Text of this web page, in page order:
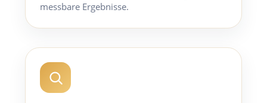
messbare Ergebnisse.